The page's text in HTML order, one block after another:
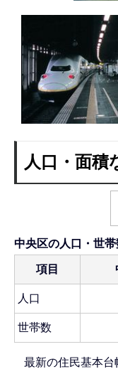
人口・面積
中央区の人口・世
項目
人口
世帯数
最新の住民基本